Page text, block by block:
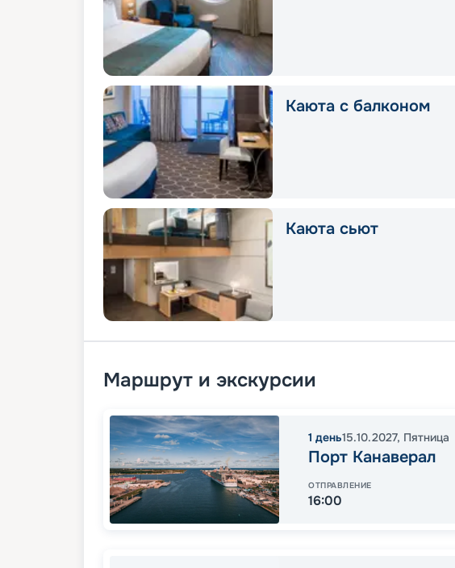
Каюта с балконом
Каюта сьют
Маршрут и экскурсии
1 день15.10.2027, Пятница
Порт Канаверал
ОТПРАВЛЕНИЕ
16:00